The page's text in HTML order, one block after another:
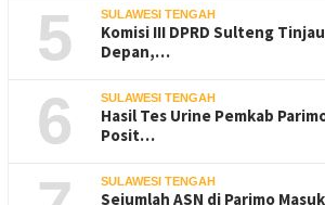
5 SULAWESI TENGAH
Komisi III DPRD Sulteng
Depan,…
6 SULAWESI TENGAH
Hasil Tes Urine Pemkab
Posit…
SULAWESI TENGAH
Sejumlah ASN di Parimo